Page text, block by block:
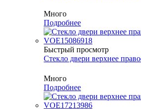
Много
Подробнее
Быстрый просмотр
Cтекло двери верхнее
Много
Подробнее